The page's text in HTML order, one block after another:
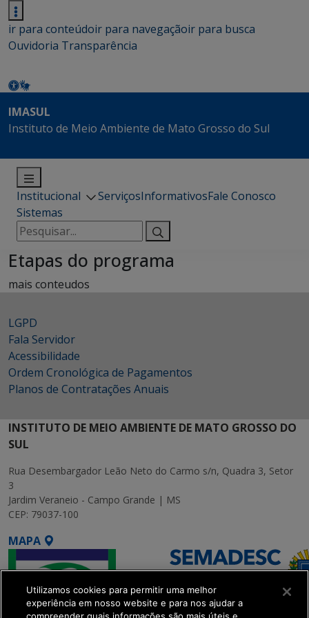
ir para conteúdoir para navegaçãoir para busca
Ouvidoria Transparência
IMASUL
Instituto de Meio Ambiente de Mato Grosso do Sul
Institucional ServiçosInformativosFale Conosco
Sistemas
Pesquisar
por:
Etapas do programa
mais conteudos
LGPD
Fala Servidor
Acessibilidade
Ordem Cronológica de Pagamentos
Planos de Contratações Anuais
INSTITUTO DE MEIO AMBIENTE DE MATO GROSSO DO
SUL
Rua Desembargador Leão Neto do Carmo s/n, Quadra 3, Setor
3
Jardim Veraneio - Campo Grande | MS
CEP: 79037-100
MAPA
Utilizamos cookies para permitir uma melhor
experiência em nosso website e para nos ajudar a